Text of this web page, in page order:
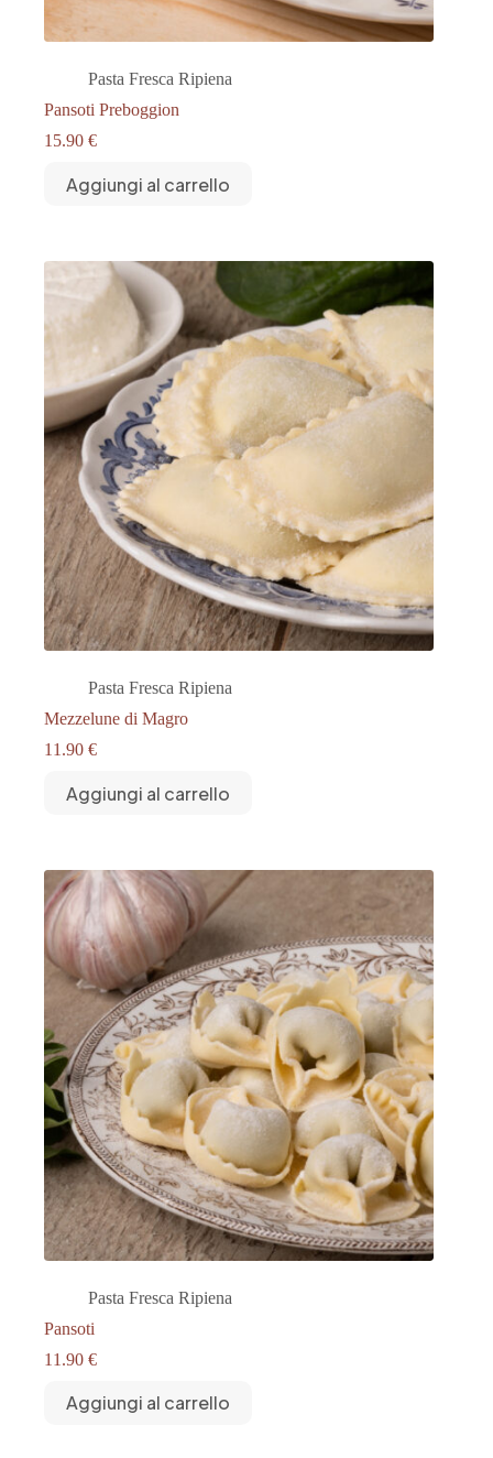
Pasta Fresca Ripiena
Pansoti Preboggion
15.90 €
Aggiungi al carrello
Pasta Fresca Ripiena
Mezzelune di Magro
11.90 €
Aggiungi al carrello
Pasta Fresca Ripiena
Pansoti
11.90 €
Aggiungi al carrello